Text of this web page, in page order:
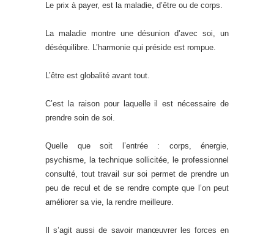
Le prix à payer, est la maladie, d’être ou de corps.
La maladie montre une désunion d’avec soi, un
déséquilibre. L’harmonie qui préside est rompue.
L’être est globalité avant tout.
C’est la raison pour laquelle il est nécessaire de
prendre soin de soi.
Quelle que soit l’entrée : corps, énergie,
psychisme, la technique sollicitée, le professionnel
consulté, tout travail sur soi permet de prendre un
peu de recul et de se rendre compte que l’on peut
améliorer sa vie, la rendre meilleure.
Il s’agit aussi de savoir manœuvrer les forces en